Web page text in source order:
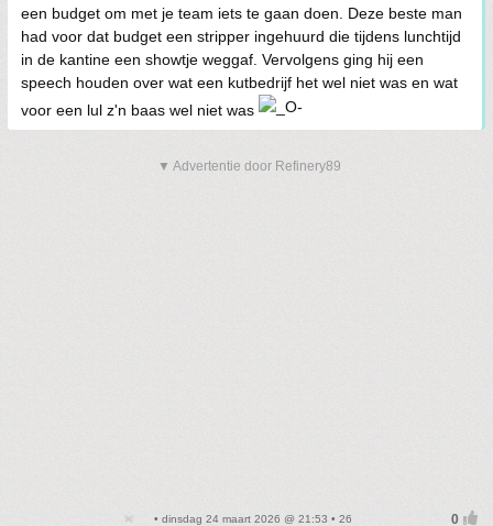
een budget om met je team iets te gaan doen. Deze beste man
had voor dat budget een stripper ingehuurd die tijdens lunchtijd
in de kantine een showtje weggaf. Vervolgens ging hij een
speech houden over wat een kutbedrijf het wel niet was en wat
voor een lul z'n baas wel niet was
▼ Advertentie door Refinery89
• dinsdag 24 maart 2026 @ 21:53 • 26